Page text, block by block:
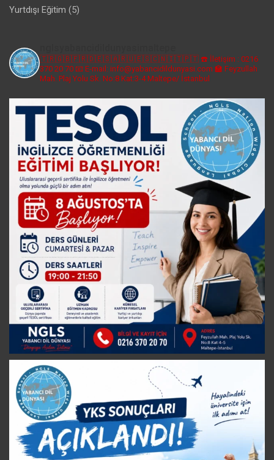
Yurtdışı Eğitim (5)
🇹🇷🇬🇧🇫🇷🇩🇪🇸🇦🇷🇺🇪🇸🇨🇳🇮🇹🇵🇹 ☎️ İletişim : 0216
370 20 70 📧 E-mail: info@yabancidildunyasi.com 🏫 Feyzullah
Mah. Plaj Yolu Sk. No:8 Kat:3-4 Maltepe/ İstanbul